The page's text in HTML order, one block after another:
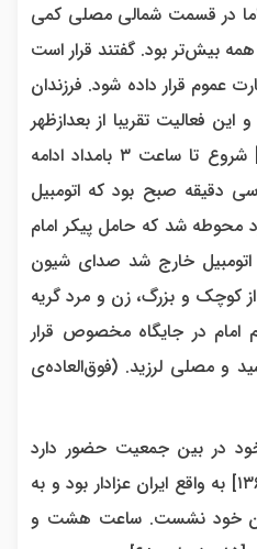
در قسمت شمالی مصلی کمی
بیش‌تر بود. گفتند قرار است
عموم قرار داده شود. فرزندان
فعالیت تقریبا از بعدازظهر
دیروز [یک‌شنبه ۱۴ خرداد ۶۸] شروع تا ساعت ۳ بامداد ادامه
دقیقه صبح بود که اتومبیل
محوطه شد که حامل پیکر امام
اتومبیل خارج شد صدای شیون
کوچک و بزرگ، زن و مرد گریه
در جایگاه مخصوص قرار
و مصلی لرزید. (فوق‌العاده‌ی
خود در بین جمعیت حضور دارد
می‌نویسد: امروز [۱۵ خرداد ۱۳۶۸] به واقع ایران عزادار بود و به
خود نشست. ساعت هشت و